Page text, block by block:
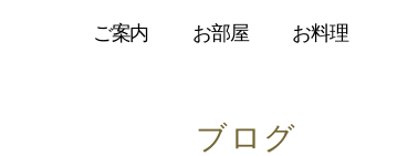
ご案内 お部屋 お料理
ブログ